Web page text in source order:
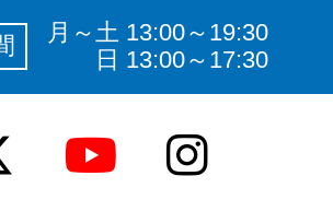
月～土 13:00～19:30
日 13:00～17:30